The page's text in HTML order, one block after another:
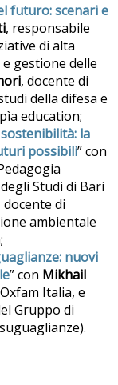
futuro: scenari e
, responsabile
di alta
e gestione delle
, docente di
della difesa e
education;
la
possibili” con
Studi di Bari
docente di
ambientale
nuovi
” con Mikhail
Italia, e
Gruppo di